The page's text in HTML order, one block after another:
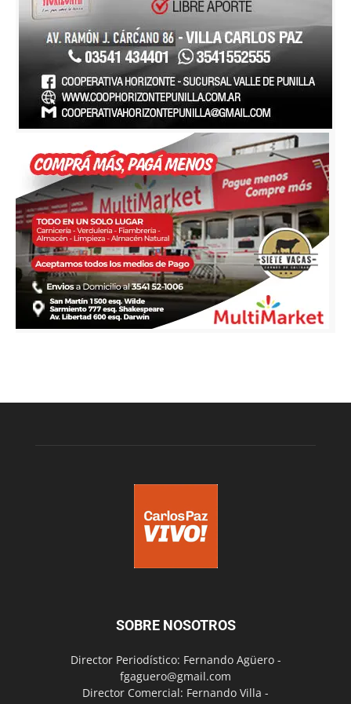
SOBRE NOSOTROS
Director Periodístico: Fernando Agüero -
fgaguero@gmail.com
Director Comercial: Fernando Villa -